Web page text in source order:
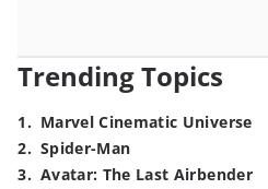
Trending Topics
1. Marvel Cinematic Universe
2. Spider-Man
3. Avatar: The Last Airbender